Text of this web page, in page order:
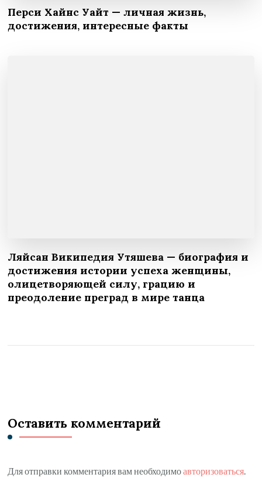
Перси Хайнс Уайт — личная жизнь,
достижения, интересные факты
Ляйсан Википедия Утяшева — биография и
достижения истории успеха женщины,
олицетворяющей силу, грацию и
преодоление преград в мире танца
Оставить комментарий
Для отправки комментария вам необходимоавторизоваться